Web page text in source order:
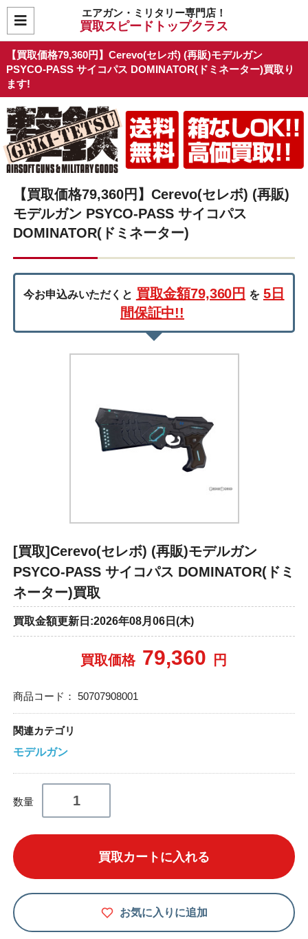
エアガン・ミリタリー専門店！
買取スピードトップクラス
【買取価格79,360円】Cerevo(セレボ) (再販)モデルガン
PSYCO-PASS サイコパス DOMINATOR(ドミネーター)買取り
ます!
【買取価格79,360円】Cerevo(セレボ) (再販)
モデルガン PSYCO-PASS サイコパス
DOMINATOR(ドミネーター)
今お申込みいただくと 買取金額79,360円 を 5日
間保証中!!
[買取]Cerevo(セレボ) (再販)モデルガン
PSYCO-PASS サイコパス DOMINATOR(ドミ
ネーター)買取
買取金額更新日:2026年08月06日(木)
買取価格 79,360 円
商品コード： 50707908001
関連カテゴリ
モデルガン
数量
買取カートに入れる
お気に入りに追加